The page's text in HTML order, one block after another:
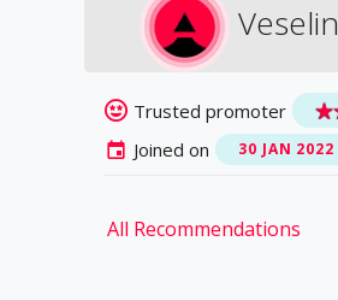
Veselin
Trusted promoter
Joined on
30 JAN 2022
All Recommendations